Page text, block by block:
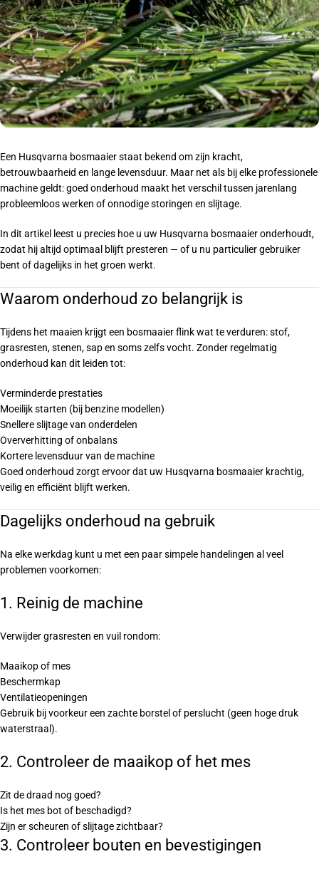
Een Husqvarna bosmaaier staat bekend om zijn kracht,
betrouwbaarheid en lange levensduur. Maar net als bij elke professionele
machine geldt: goed onderhoud maakt het verschil tussen jarenlang
probleemloos werken of onnodige storingen en slijtage.
In dit artikel leest u precies hoe u uw Husqvarna bosmaaier onderhoudt,
zodat hij altijd optimaal blijft presteren — of u nu particulier gebruiker
bent of dagelijks in het groen werkt.
Waarom onderhoud zo belangrijk is
Tijdens het maaien krijgt een bosmaaier flink wat te verduren: stof,
grasresten, stenen, sap en soms zelfs vocht. Zonder regelmatig
onderhoud kan dit leiden tot:
Verminderde prestaties
Moeilijk starten (bij benzine modellen)
Snellere slijtage van onderdelen
Oververhitting of onbalans
Kortere levensduur van de machine
Goed onderhoud zorgt ervoor dat uw Husqvarna bosmaaier krachtig,
veilig en efficiënt blijft werken.
Dagelijks onderhoud na gebruik
Na elke werkdag kunt u met een paar simpele handelingen al veel
problemen voorkomen:
1. Reinig de machine
Verwijder grasresten en vuil rondom:
Maaikop of mes
Beschermkap
Ventilatieopeningen
Gebruik bij voorkeur een zachte borstel of perslucht (geen hoge druk
waterstraal).
2. Controleer de maaikop of het mes
Zit de draad nog goed?
Is het mes bot of beschadigd?
Zijn er scheuren of slijtage zichtbaar?
3. Controleer bouten en bevestigingen